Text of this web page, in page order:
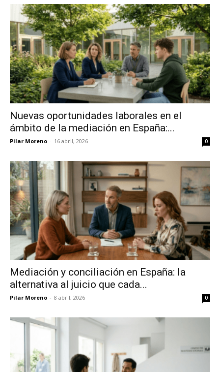
Nuevas oportunidades laborales en el
ámbito de la mediación en España:...
Pilar Moreno - 16 abril, 2026 0
Mediación y conciliación en España: la
alternativa al juicio que cada...
Pilar Moreno - 8 abril, 2026 0